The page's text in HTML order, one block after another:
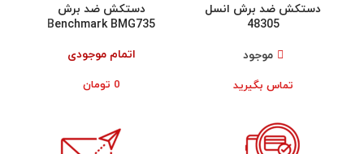
دستکش ضد برش انسل
48305
موجود
تماس بگیرید
دستکش ضد برش
Benchmark BMG735
اتمام موجودی
0 تومان